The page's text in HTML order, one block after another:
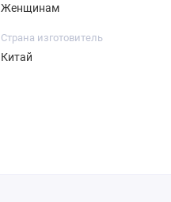
Женщинам
Страна изготовитель
Китай